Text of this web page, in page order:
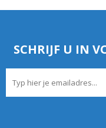
SCHRIJF U IN